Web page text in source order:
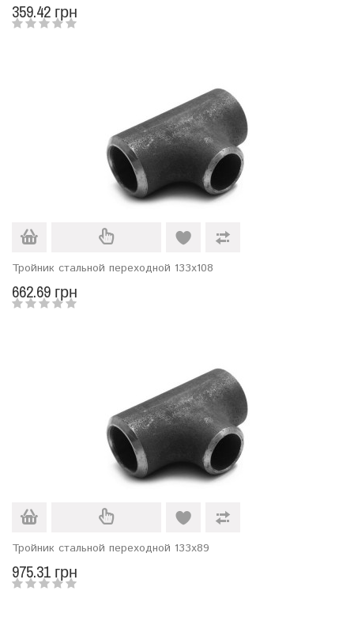
359.42 грн
Тройник стальной переходной 133х108
662.69 грн
Тройник стальной переходной 133х89
975.31 грн